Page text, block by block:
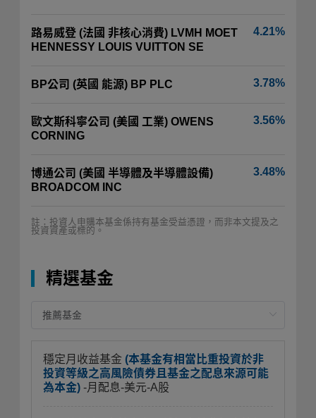
路易威登 (法國 非核心消費) LVMH MOET
HENNESSY LOUIS VUITTON SE
4.21%
BP公司 (英國 能源) BP PLC 3.78%
歐文斯科寧公司 (美國 工業) OWENS
CORNING
3.56%
博通公司 (美國 半導體及半導體設備)
BROADCOM INC
3.48%
註：投資人申購本基金係持有基金受益憑證，而非本文提及之
投資資產或標的。
精選基金
穩定月收益基金 (本基金有相當比重投資於非
投資等級之高風險債券且基金之配息來源可能
為本金) -月配息-美元-A股